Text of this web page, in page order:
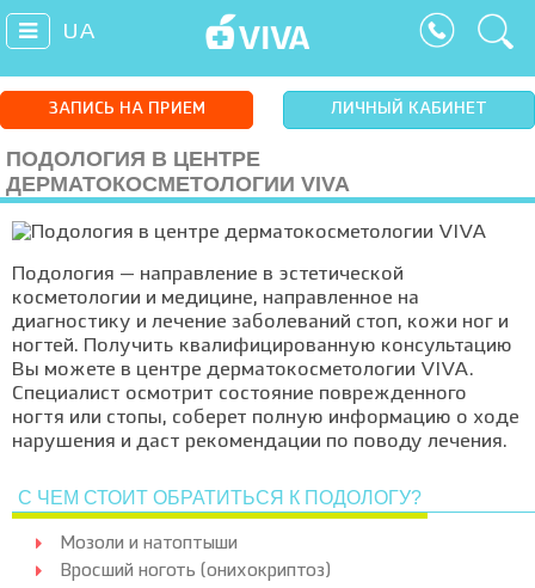
UA
ЗАПИСЬ НА ПРИЕМ ЛИЧНЫЙ КАБИНЕТ
ПОДОЛОГИЯ В ЦЕНТРЕ
ДЕРМАТОКОСМЕТОЛОГИИ VIVA
Подология — направление в эстетической
косметологии и медицине, направленное на
диагностику и лечение заболеваний стоп, кожи ног и
ногтей. Получить квалифицированную консультацию
Вы можете в центре дерматокосметологии VIVA.
Специалист осмотрит состояние поврежденного
ногтя или стопы, соберет полную информацию о ходе
нарушения и даст рекомендации по поводу лечения.
С ЧЕМ СТОИТ ОБРАТИТЬСЯ К ПОДОЛОГУ?
Мозоли и натоптыши
Вросший ноготь (онихокриптоз)